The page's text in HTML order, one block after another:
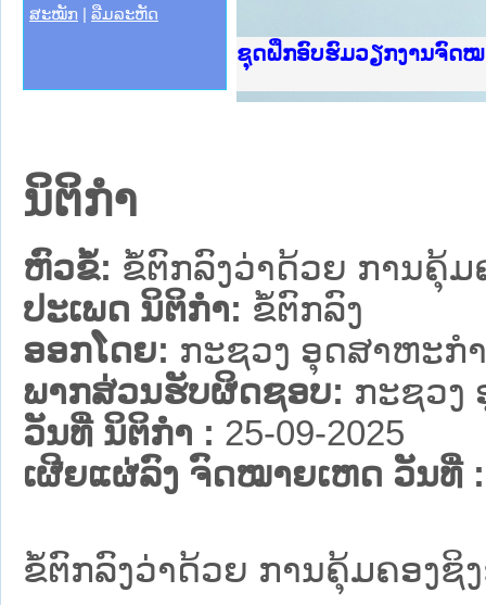
ສະໝັກ ລືມລະຫັດ
Ministry of Justice Lao
ເຜີຍແຜ່ວັບໄຊຈົດໝາຍເຫດ
ກະຊວງຍຸຕິທຳ
ຊຸດຝຶກອົບຮົມວຽກງານຈົດໝ
ກອງປະຊຸມທົບທວນຄືນການ
ຝຶກອົບຮົມ ຜູ່ປະສານງານວ
ຝຶກອົບຮົມ ຜູ່ປະສານງານວ
ເຜີຍແຜ່ແອັບກົດໝາຍລາວ
ເຜີຍແຜ່ແອັບກົດໝາຍລາວ
ຍົກລະດັບວຽກງານຈົດໝາຍ
ຊຸດຝຶກອົບຮົມວຽກງານຈົດໝ
ນິຕິກໍາ
ຫົວຂໍ້: ຂໍ້ຕົກລົງວ່າດ້ວຍ ການຄຸ້ມ
ປະເພດ ນິຕິກໍາ: ຂໍ້ຕົກລົງ
ອອກໂດຍ: ກະຊວງ ອຸດສາຫະກ
ພາກສ່ວນຮັບຜິດຊອບ: ກະຊວງ
ວັນທີ່ ນິຕິກໍາ : 25-09-2025
ເຜີຍແຜ່ລົງ ຈົດໝາຍເຫດ ວັນທີ່ :
ຂໍ້ຕົກລົງວ່າດ້ວຍ ການຄຸ້ມຄອງຊິ